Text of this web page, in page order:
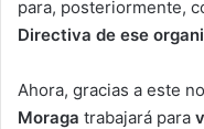
para, posteriormente,
Directiva de ese
Ahora, gracias a este
Moraga trabajará para